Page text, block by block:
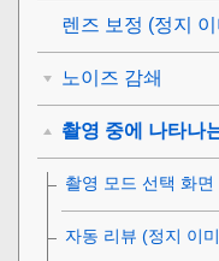
렌즈 보정 (정지
노이즈 감쇄
촬영 중에 나타나
촬영 모드 선택 화면
자동 리뷰 (정지 이